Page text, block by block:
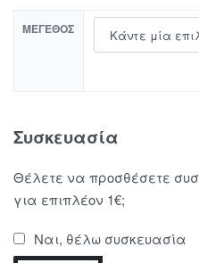
ΜΈΓΕΘΟΣ
Συσκευασία
Θέλετε να προσθέσετε
για επιπλέον 1€;
Ναι, θέλω συσκευασία